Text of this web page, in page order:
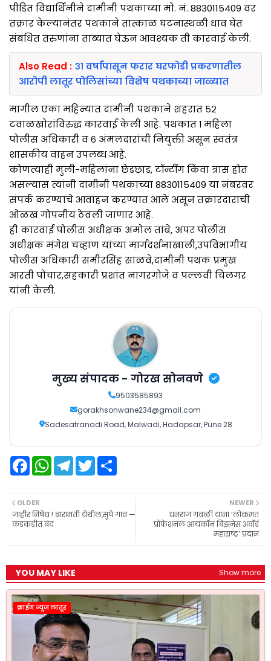
पीडित विद्यार्थिनीने दामीनी पथकाच्या मो. नं. 8830115409 वर
तक्रार केल्यानंतर पथकाने तात्काळ घटनास्थळी धाव घेत
संबंधित तरुणांना ताब्यात घेऊन आवश्यक ती कारवाई केली.
Also Read : ३१ वर्षांपासून फरार घरफोडी प्रकरणातील
आरोपी लातूर पोलिसांच्या विशेष पथकाच्या जाळ्यात
मागील एका महिन्यात दामीनी पथकाने शहरात ५२
टवाळखोरांविरुद्ध कारवाई केली आहे. पथकात १ महिला
पोलीस अधिकारी व ६ अंमलदारांची नियुक्ती असून स्वतंत्र
शासकीय वाहन उपलब्ध आहे.
कोणत्याही मुली-महिलांना छेडछाड, टॉन्टींग किंवा त्रास होत
असल्यास त्यांनी दामीनी पथकाच्या 8830115409 या नंबरवर
संपर्क करण्याचे आवाहन करण्यात आले असून तक्रारदाराची
ओळख गोपनीय ठेवली जाणार आहे.
ही कारवाई पोलीस अधीक्षक अमोल तांबे, अपर पोलीस
अधीक्षक मंगेश चव्हाण यांच्या मार्गदर्शनाखाली,उपविभागीय
पोलीस अधिकारी समीरसिंह साळवे,दामीनी पथक प्रमुख
आरती पोचार,सहकारी प्रशांत नागरगोजे व पल्लवी चिलगर
यांनी केली.
मुख्य संपादक - गोरख सोनवणे
9503585893
gorakhsonwane234@gmail.com
Sadesatranadi Road, Malwadi, Hadapsar, Pune 28
F
a
b
o
o
k
W
A
p
p
T
e
r
a
T
w
e
r
NEWER
धनराज गवळी यांना ‘लोकमत
प्रोफेशनल आयकॉन बिझनेस अवॉर्ड
महाराष्ट्र’ प्रदान
OLDER
जाहीर निषेध ! बारामती येथील,सुपे गाव —
कडकडीत बंद
YOU MAY LIKE Show more
क्राईम न्यूज लातूर